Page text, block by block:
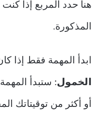
هنا حدد المربع إذا
المذكورة.
ابدأ المهمة فقط إذا
الخمول: ستبدأ
أو أكثر من توقيتاتك